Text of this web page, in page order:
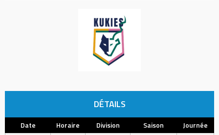
DÉTAILS
Date Horaire Division Saison
Journée